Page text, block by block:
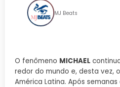
MJ Beats
O fenômeno MICHAEL
redor do mundo e, desta vez,
América Latina. Após